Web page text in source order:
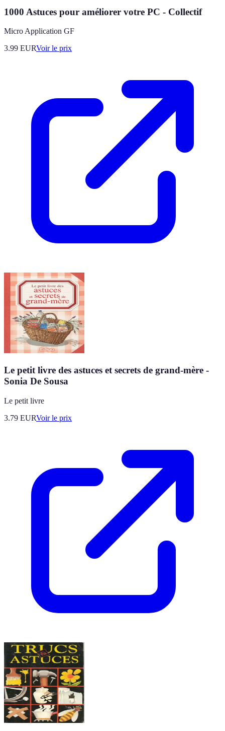
1000 Astuces pour améliorer votre PC - Collectif
Micro Application GF
3.99 EURVoir le prix
Le petit livre des astuces et secrets de grand-mère -
Sonia De Sousa
Le petit livre
3.79 EURVoir le prix